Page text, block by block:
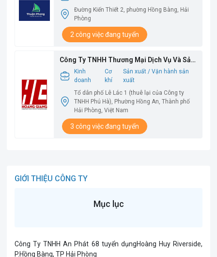
Đường Kiến Thiết 2, phường Hồng Bàng, Hải
Phòng
2 công việc đang tuyển
Công Ty TNHH Thương Mại Dịch Vụ Và Sản
Xuất Hoàng Giang
Kinh
doanh
Cơ
khí
Sản xuất / Vận hành sản
xuất
Tổ dân phố Lê Lác 1 (thuê lại của Công ty
TNHH Phú Hà), Phường Hồng An, Thành phố
Hải Phòng, Việt Nam
3 công việc đang tuyển
GIỚI THIỆU CÔNG TY
Mục lục
Công Ty TNHH An Phát 68 tuyển dụngHoàng Huy Riverside,
P.Hồng Bàng, TP Hải Phòng